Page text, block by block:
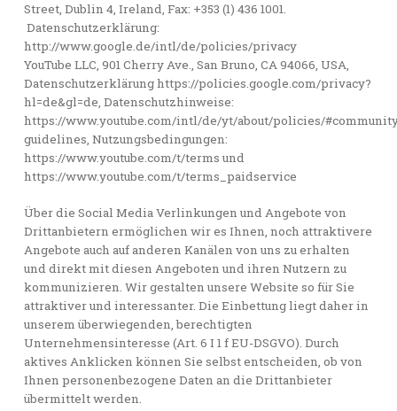
Street, Dublin 4, Ireland, Fax: +353 (1) 436 1001.
Datenschutzerklärung:
http://www.google.de/intl/de/policies/privacy
YouTube LLC, 901 Cherry Ave., San Bruno, CA 94066, USA,
Datenschutzerklärung https://policies.google.com/privacy?
hl=de&gl=de, Datenschutzhinweise:
https://www.youtube.com/intl/de/yt/about/policies/
guidelines, Nutzungsbedingungen:
https://www.youtube.com/t/terms und
https://www.youtube.com/t/terms_paidservice
Über die Social Media Verlinkungen und Angebote von
Drittanbietern ermöglichen wir es Ihnen, noch attraktivere
Angebote auch auf anderen Kanälen von uns zu erhalten
und direkt mit diesen Angeboten und ihren Nutzern zu
kommunizieren. Wir gestalten unsere Website so für Sie
attraktiver und interessanter. Die Einbettung liegt daher in
unserem überwiegenden, berechtigten
Unternehmensinteresse (Art. 6 I 1 f EU-DSGVO). Durch
aktives Anklicken können Sie selbst entscheiden, ob von
Ihnen personenbezogene Daten an die Drittanbieter
übermittelt werden.